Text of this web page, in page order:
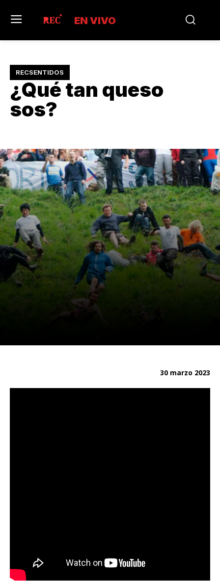
EN VIVO
RECSENTIDOS
¿Qué tan queso
sos?
30 marzo 2023